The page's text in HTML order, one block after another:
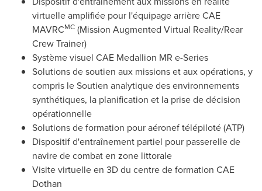
virtuelle amplifiée pour l'équipage arrière CAE
MAVRCMC (Mission Augmented Virtual Reality/Rear
Crew Trainer)
Système visuel CAE Medallion MR e-Series
Solutions de soutien aux missions et aux opérations, y
compris le Soutien analytique des environnements
synthétiques, la planification et la prise de décision
opérationnelle
Solutions de formation pour aéronef télépiloté (ATP)
Dispositif d'entraînement partiel pour passerelle de
navire de combat en zone littorale
Visite virtuelle en 3D du centre de formation CAE
Dothan